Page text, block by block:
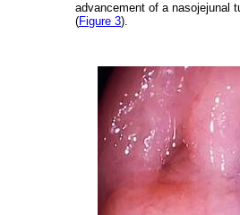
advancement of a nasojejunal
(Figure 3).